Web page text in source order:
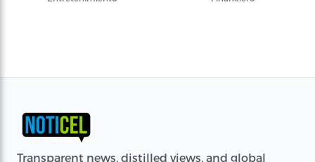
Transparent news, distilled views, and global